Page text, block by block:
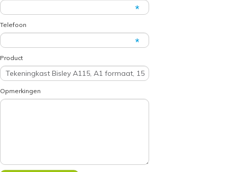
Telefoon
Product
Opmerkingen